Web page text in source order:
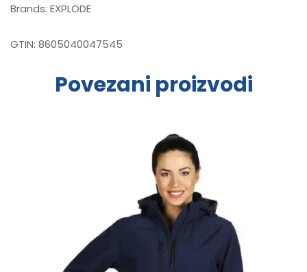
Brands: EXPLODE
GTIN: 8605040047545
Povezani proizvodi